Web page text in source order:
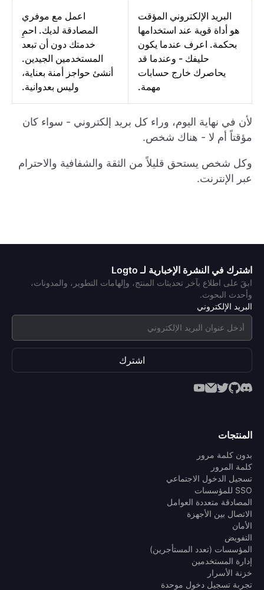
البريد الإلكتروني المؤقت
هو أداة قوية عند استخدامها
بحكمة. اعرف عندما يكون
حليفك - وعندما قد
يحاصرك خارج حسابات
مهمة.
اعمل مع موفري
المصادقة لديك. احمِ
خدمتك دون أن تبعد
المستخدمين الجيدين.
أنشئ حواجز أمنة بعناية،
وليس بعدوانية.
لأن في نهاية اليوم، وراء كل بريد إلكتروني - سواء كان
مؤقتاً أم لا - هناك شخص.
وكل شخص يستحق قليلاً من الثقة والشفافية والاحترام
عبر الإنترنت.
اشترك في النشرة الإخبارية لـ Logto
ابقَ على اطلاع بآخر تحديثات المنتج، وإلهامات التطوير، والمدونات،
وأحدث البحوث.
البريد الإلكتروني
اشترك
المنتجات
بدون كلمة مرور
كلمة المرور
تسجيل الدخول الاجتماعي
SSO للمؤسسات
المصادقة متعددة العوامل
الاتصال بين الأجهزة
الأمان
التفويض
المؤسسات (تعدد المستأجرين)
إدارة المستخدمين
خزنة الأسرار
تجربة تسجيل دخول موحدة